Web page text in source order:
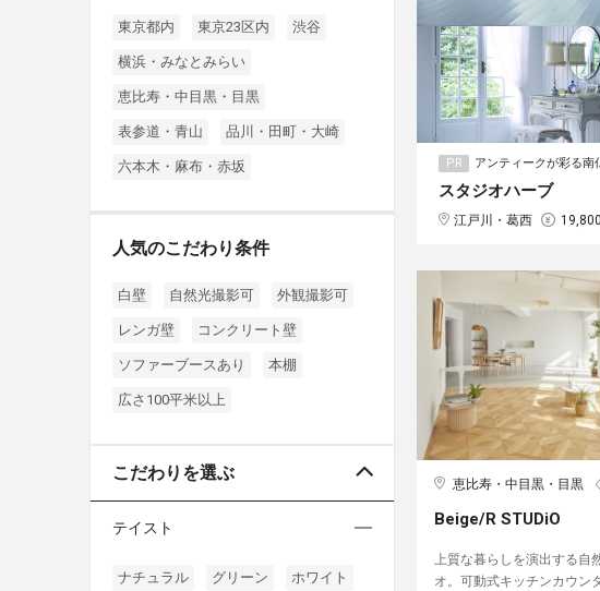
PR アンティークが彩る南
スタジオハーブ
江戸川・葛西
恵比寿・中目黒・目黒
Beige/R STUDiO︎
上質な暮らしを演出する自
オ。可動式キッチンカウン
東京都内 東京23区内 渋谷
横浜・みなとみらい
恵比寿・中目黒・目黒
表参道・青山 品川・田町・大崎
六本木・麻布・赤坂
人気のこだわり条件
白壁 自然光撮影可 外観撮影可
レンガ壁 コンクリート壁
ソファーブースあり 本棚
広さ100平米以上
こだわりを選ぶ
テイスト
ナチュラル グリーン ホワイト